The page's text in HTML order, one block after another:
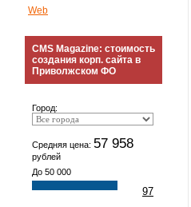
Web
CMS Magazine: стоимость
создания корп. сайта в
Приволжском ФО
Город:
Средняя цена: 57 958
рублей
До 50 000
97